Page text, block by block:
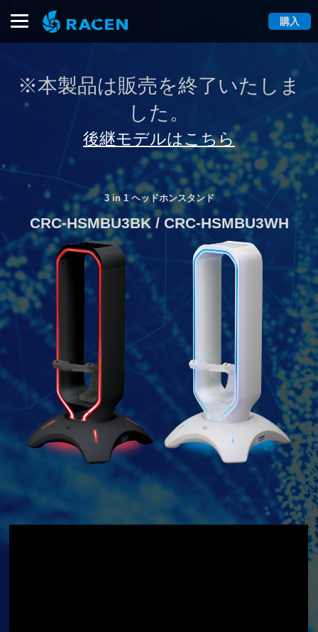
購入
※本製品は販売を終了いたしま
した。
後継モデルはこちら
3 in 1 ヘッドホンスタンド
CRC-HSMBU3BK / CRC-HSMBU3WH